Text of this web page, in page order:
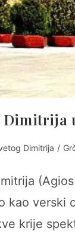
Dimitrija
Dimitrija /
kao verski
krije